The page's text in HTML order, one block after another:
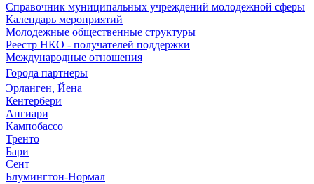
Справочник муниципальных учреждений молодежной сферы
Календарь мероприятий
Молодежные общественные структуры
Реестр НКО - получателей поддержки
Международные отношения
Города партнеры
Эрланген, Йена
Кентербери
Ангиари
Кампобассо
Тренто
Бари
Сент
Блумингтон-Нормал